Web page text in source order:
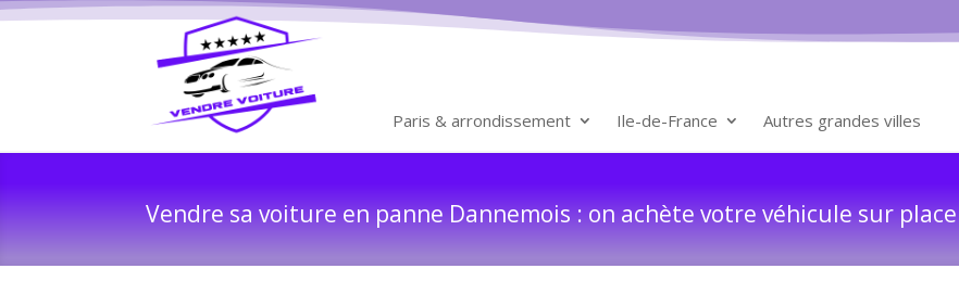
Paris & arrondissement Ile-de-France Autres grandes villes
Vendre sa voiture en panne Dannemois : on achète votre véhicule sur place